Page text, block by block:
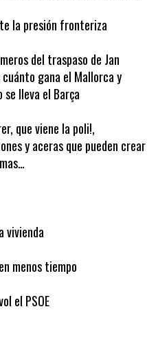
la presión fronteriza
del traspaso de Jan
gana el Mallorca y
se lleva el Barça
que viene la poli!,
y aceras que pueden crear
vivienda
menos tiempo
el PSOE